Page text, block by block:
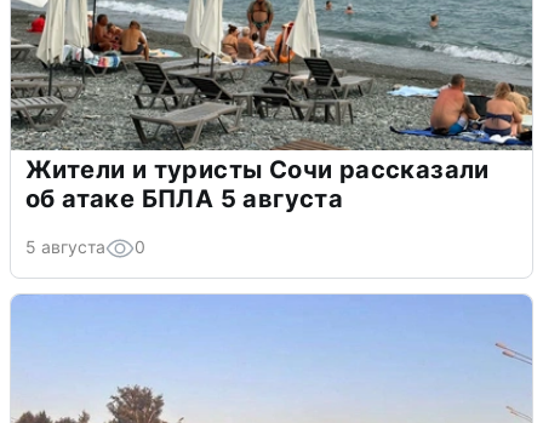
Жители и туристы Сочи рассказали
об атаке БПЛА 5 августа
5 августа 0